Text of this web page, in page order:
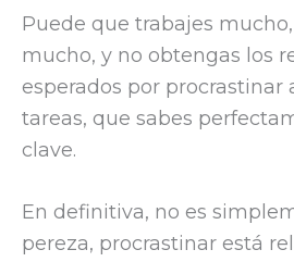
Puede que trabajes
mucho, y no obtengas los
esperados por procrastinar
tareas, que sabes
clave.
En definitiva, no es
pereza, procrastinar está